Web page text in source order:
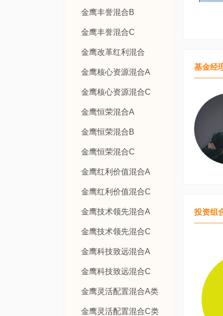
金鹰丰誉混合B
金鹰丰誉混合C
金鹰改革红利混合
金鹰核心资源混合A
金鹰核心资源混合C
金鹰恒荣混合A
金鹰恒荣混合B
金鹰恒荣混合C
金鹰红利价值混合A
金鹰红利价值混合C
金鹰技术领先混合A
金鹰技术领先混合C
金鹰科技致远混合A
金鹰科技致远混合C
金鹰灵活配置混合A类
金鹰灵活配置混合C类
基金经
投资组